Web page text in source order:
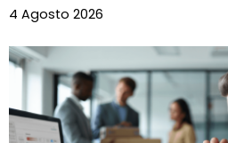
4 Agosto 2026